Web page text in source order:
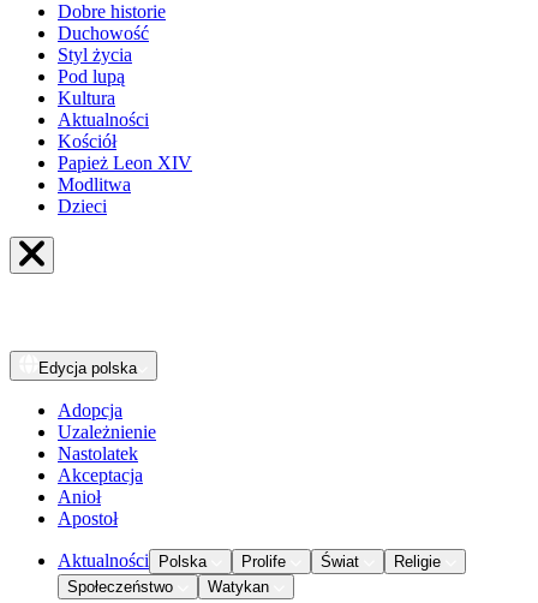
Dobre historie
Duchowość
Styl życia
Pod lupą
Kultura
Aktualności
Kościół
Papież Leon XIV
Modlitwa
Dzieci
Edycja polska
Adopcja
Uzależnienie
Nastolatek
Akceptacja
Anioł
Apostoł
Aktualności Polska Prolife Świat
Religie
Społeczeństwo
Watykan